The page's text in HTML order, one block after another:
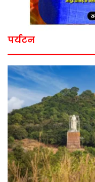
पर्यटन